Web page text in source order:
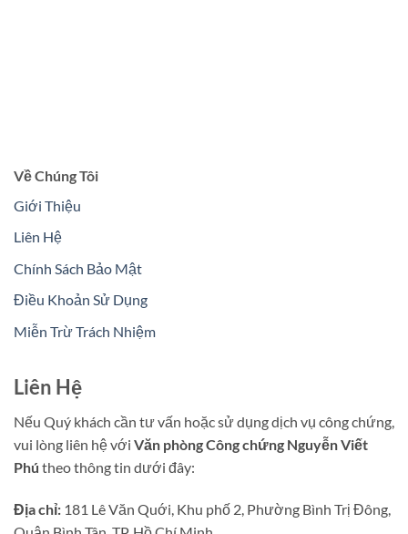
Về Chúng Tôi
Giới Thiệu
Liên Hệ
Chính Sách Bảo Mật
Điều Khoản Sử Dụng
Miễn Trừ Trách Nhiệm
Liên Hệ
Nếu Quý khách cần tư vấn hoặc sử dụng dịch vụ công chứng,
vui lòng liên hệ với Văn phòng Công chứng Nguyễn Viết
Phú theo thông tin dưới đây:
Địa chỉ: 181 Lê Văn Quới, Khu phố 2, Phường Bình Trị Đông,